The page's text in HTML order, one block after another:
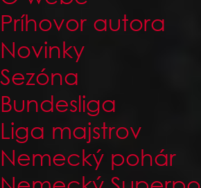
Príhovor autora
Novinky
Sezóna
Bundesliga
Liga majstrov
Nemecký pohár